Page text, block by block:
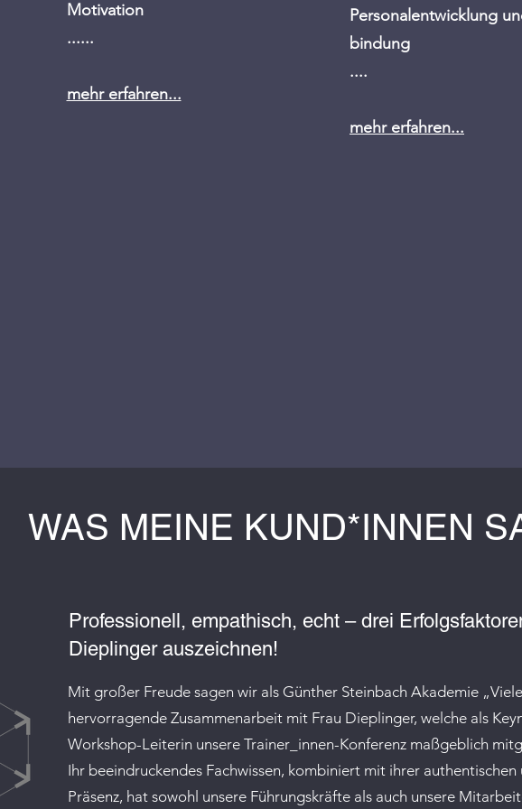
Motivation
......
mehr erfahren...
Personalentwicklung
bindung
....
mehr erfahren...
WAS MEINE KUND*INNEN
Professionell, empathisch, echt – drei
Dieplinger auszeichnen!
Mit großer Freude sagen wir als Günther Steinbach Akademie
hervorragende Zusammenarbeit mit Frau Dieplinger, welche als
Workshop-Leiterin unsere Trainer_innen-Konferenz maßgeblich
Ihr beeindruckendes Fachwissen, kombiniert mit ihrer authentischen
Präsenz, hat sowohl unsere Führungskräfte als auch unsere